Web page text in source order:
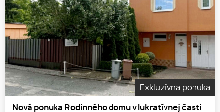
Exkluzívna ponuka
Nová ponuka Rodinného domu v lukratívnej časti